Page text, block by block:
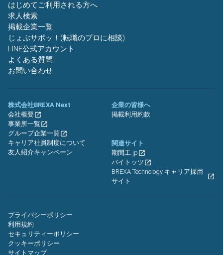
はじめてご利用される方へ
求人検索
掲載企業一覧
じょぶサポッ！(転職のプロに相談)
LINE公式アカウント
よくある質問
お問い合わせ
株式会社BREXA Next
会社概要
事業所一覧
グループ企業一覧
キャリア社員制度について
友人紹介キャンペーン
企業の皆様へ
掲載利用約款
関連サイト
期間工.jp
バイトッツ
BREXA Technology キャリア採用
サイト
プライバシーポリシー
利用規約
セキュリティーポリシー
クッキーポリシー
サイトマップ